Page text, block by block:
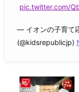
pic.twitter.com/
— イオンの子育て
(@kidsrepublicjp)